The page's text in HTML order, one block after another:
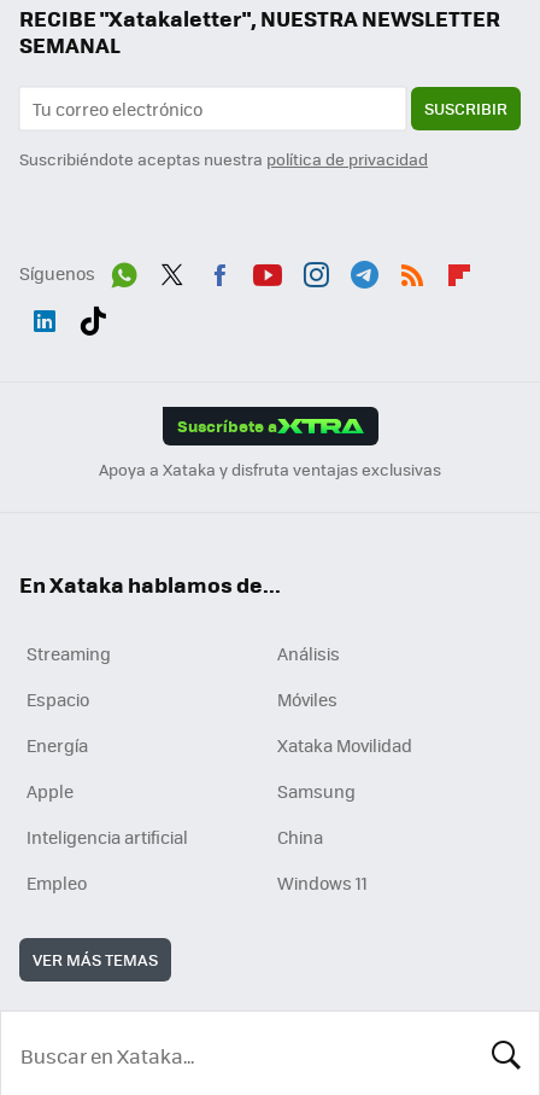
RECIBE "Xatakaletter", NUESTRA NEWSLETTER
SEMANAL
SUSCRIBIR
Suscribiéndote aceptas nuestra política de privacidad
Síguenos
Suscríbete a
Apoya a Xataka y disfruta ventajas exclusivas
En Xataka hablamos de...
Streaming
Análisis
Espacio
Móviles
Energía
Xataka Movilidad
Apple
Samsung
Inteligencia artificial
China
Empleo
Windows 11
VER MÁS TEMAS